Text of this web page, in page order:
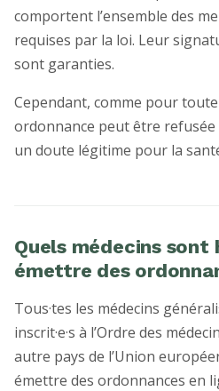
comportent l’ensemble des
requises par la loi. Leur
sont garanties.
Cependant, comme pour
ordonnance peut être refusée
un doute légitime pour la
Quels médecins sont
émettre des
Tous·tes les médecins
inscrit·e·s à l’Ordre des
autre pays de l’Union
émettre des ordonnances en